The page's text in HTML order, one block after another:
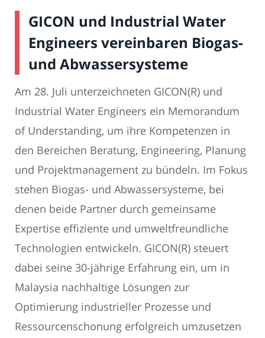
GICON und Industrial Water
Engineers vereinbaren Biogas-
und Abwassersysteme
Am 28. Juli unterzeichneten GICON(R) und
Industrial Water Engineers ein Memorandum
of Understanding, um ihre Kompetenzen in
den Bereichen Beratung, Engineering, Planung
und Projektmanagement zu bündeln. Im Fokus
stehen Biogas- und Abwassersysteme, bei
denen beide Partner durch gemeinsame
Expertise effiziente und umweltfreundliche
Technologien entwickeln. GICON(R) steuert
dabei seine 30-jährige Erfahrung ein, um in
Malaysia nachhaltige Lösungen zur
Optimierung industrieller Prozesse und
Ressourcenschonung erfolgreich umzusetzen